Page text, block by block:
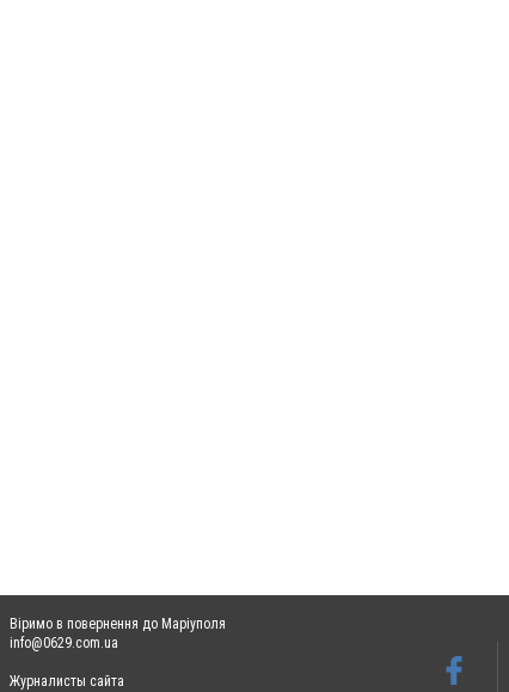
Віримо в повернення до Маріуполя
info@0629.com.ua
Журналисты сайта